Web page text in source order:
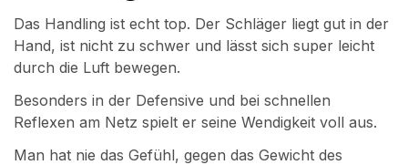
Das Handling ist echt top. Der Schläger liegt gut in der
Hand, ist nicht zu schwer und lässt sich super leicht
durch die Luft bewegen.
Besonders in der Defensive und bei schnellen
Reflexen am Netz spielt er seine Wendigkeit voll aus.
Man hat nie das Gefühl, gegen das Gewicht des